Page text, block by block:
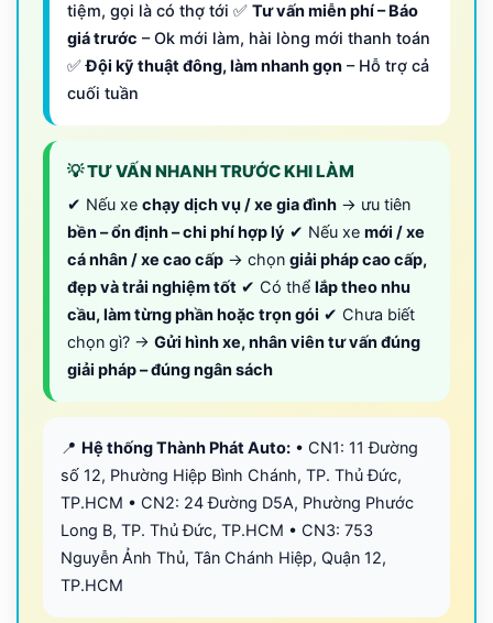
tiệm, gọi là có thợ tới ✅ Tư vấn miễn phí – Báo
giá trước – Ok mới làm, hài lòng mới thanh toán
✅Đội kỹ thuật đông, làm nhanh gọn – Hỗ trợ cả
cuối tuần
💡 TƯ VẤN NHANH TRƯỚC KHI LÀM
✔ Nếu xe chạy dịch vụ / xe gia đình → ưu tiên
bền – ổn định – chi phí hợp lý ✔ Nếu xe mới / xe
cá nhân / xe cao cấp → chọn giải pháp cao cấp,
đẹp và trải nghiệm tốt ✔ Có thể lắp theo nhu
cầu, làm từng phần hoặc trọn gói ✔ Chưa biết
chọn gì? → Gửi hình xe, nhân viên tư vấn đúng
giải pháp – đúng ngân sách
📍 Hệ thống Thành Phát Auto: • CN1: 11 Đường
số 12, Phường Hiệp Bình Chánh, TP. Thủ Đức,
TP.HCM • CN2: 24 Đường D5A, Phường Phước
Long B, TP. Thủ Đức, TP.HCM • CN3: 753
Nguyễn Ảnh Thủ, Tân Chánh Hiệp, Quận 12,
TP.HCM